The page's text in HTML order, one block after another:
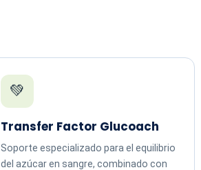
💚
Transfer Factor Glucoach
Soporte especializado para el equilibrio
del azúcar en sangre, combinado con